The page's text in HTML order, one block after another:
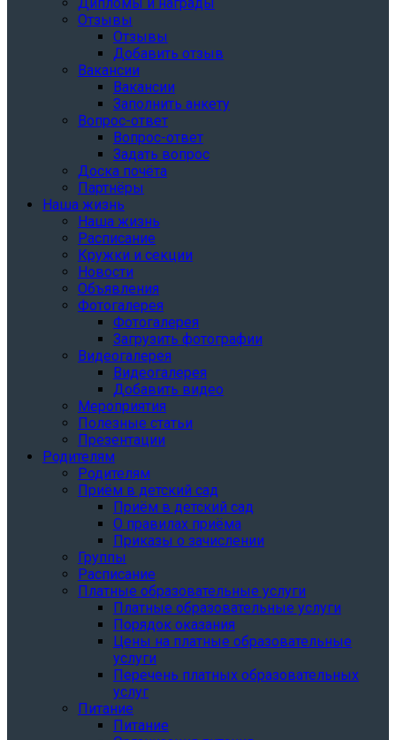
Отзывы
Отзывы
Добавить отзыв
Вакансии
Вакансии
Заполнить анкету
Вопрос-ответ
Вопрос-ответ
Задать вопрос
Доска почёта
Партнёры
Наша жизнь
Наша жизнь
Расписание
Кружки и секции
Новости
Объявления
Фотогалерея
Фотогалерея
Загрузить фотографии
Видеогалерея
Видеогалерея
Добавить видео
Мероприятия
Полезные статьи
Презентации
Родителям
Родителям
Приём в детский сад
Приём в детский сад
О правилах приёма
Приказы о зачислении
Группы
Расписание
Платные образовательные услуги
Платные образовательные услуги
Порядок оказания
Цены на платные образовательные
услуги
Перечень платных образовательных
услуг
Питание
Питание